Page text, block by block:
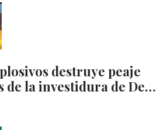
destruye peaje
de la investidura de De…